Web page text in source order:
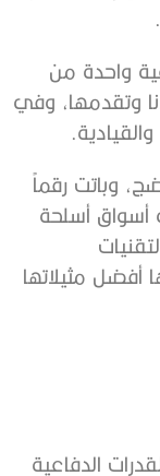
واحدة من
وتقدمها، وفي
وباتت رقماً
أسواق أسلحة
أفضل مثيلاتها
الدفاعية